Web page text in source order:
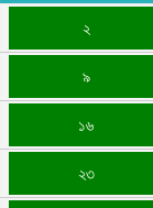
২
৯
১৬
২৩